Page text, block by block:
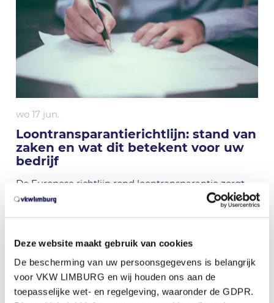
Deze website maakt gebruik van cookies
De bescherming van uw persoonsgegevens is belangrijk
voor VKW LIMBURG en wij houden ons aan de
toepasselijke wet- en regelgeving, waaronder de GDPR.
wo 17 jun.
Loontransparantierichtlijn: stand van
zaken en wat dit betekent voor uw
bedrijf
De Europese richtlijn rond loontransparantie zorgt
momenteel voor heel wat onduidelijkheid.
Nieuws